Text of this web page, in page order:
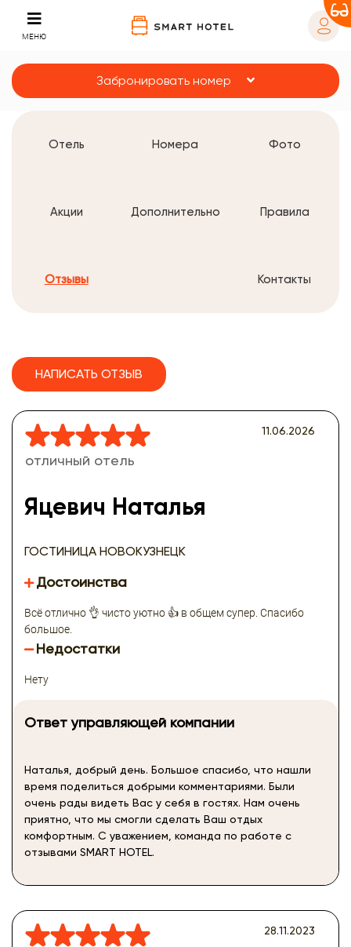
МЕНЮ
Забронировать номер
Отель Номера Фото
Акции Дополнительно Правила
Отзывы Контакты
НАПИСАТЬ ОТЗЫВ
отличный отель
Яцевич Наталья
ГОСТИНИЦА НОВОКУЗНЕЦК
11.06.2026
Достоинства
Всё отлично 👌 чисто уютно 👍 в общем супер. Спасибо
большое.
Недостатки
Нету
Ответ управляющей компании
Наталья, добрый день. Большое спасибо, что нашли
время поделиться добрыми комментариями. Были
очень рады видеть Вас у себя в гостях. Нам очень
приятно, что мы смогли сделать Ваш отдых
комфортным. С уважением, команда по работе с
отзывами SMART HOTEL.
28.11.2023